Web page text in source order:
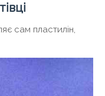
сам пластилін,